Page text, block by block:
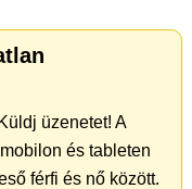
üzenetet! A
és tableten
férfi és nő között.